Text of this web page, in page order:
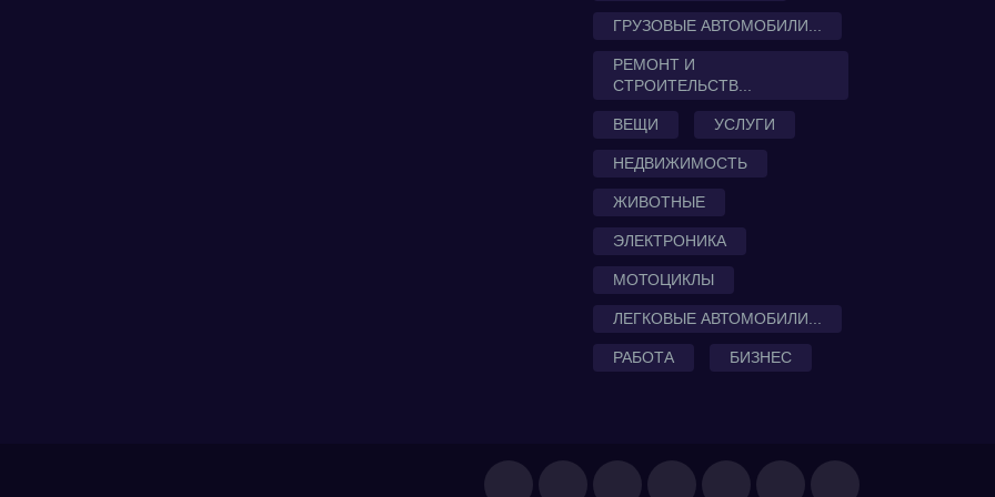
ГРУЗОВЫЕ АВТОМОБИЛИ...
РЕМОНТ И
СТРОИТЕЛЬСТВ...
ВЕЩИ УСЛУГИ
НЕДВИЖИМОСТЬ
ЖИВОТНЫЕ
ЭЛЕКТРОНИКА
МОТОЦИКЛЫ
ЛЕГКОВЫЕ АВТОМОБИЛИ...
РАБОТА БИЗНЕС